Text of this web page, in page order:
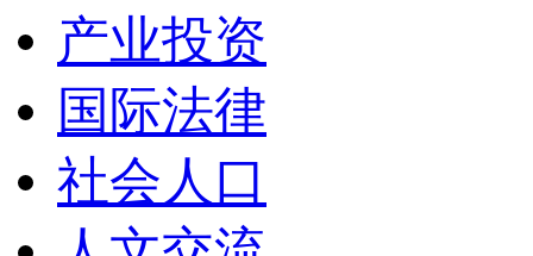
产业投资
国际法律
社会人口